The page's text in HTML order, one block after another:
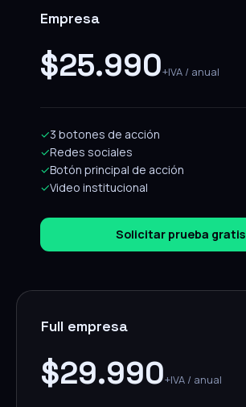
Empresa
$25.990+IVA / anual
✓3 botones de acción
✓Redes sociales
✓Botón principal de acción
✓Video institucional
Solicitar prueba gratis
Full empresa
$29.990+IVA / anual